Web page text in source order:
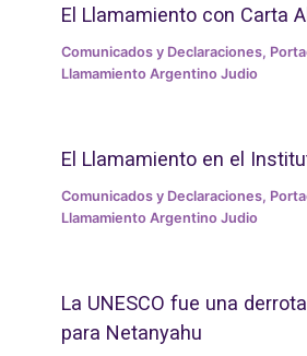
El Llamamiento con Carta
Comunicados y Declaraciones,
Llamamiento Argentino Judio
El Llamamiento en el
Comunicados y Declaraciones,
Llamamiento Argentino Judio
La UNESCO fue una
para Netanyahu